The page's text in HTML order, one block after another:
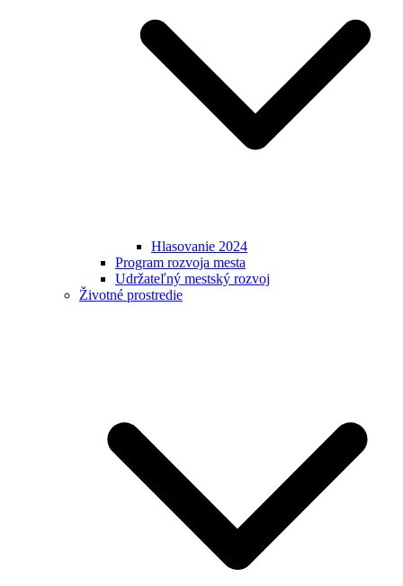
Hlasovanie 2024
Program rozvoja mesta
Udržateľný mestský rozvoj
Životné prostredie